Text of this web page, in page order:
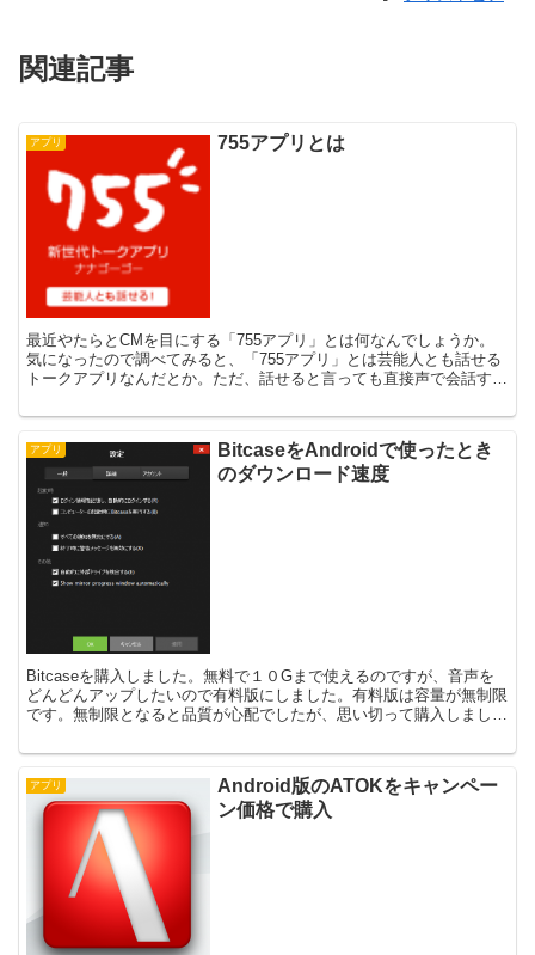
関連記事
アプリ 755アプリとは
最近やたらとCMを目にする「755アプリ」とは何なんでしょうか。
気になったので調べてみると、「755アプリ」とは芸能人とも話せる
トークアプリなんだとか。ただ、話せると言っても直接声で会話する
アプリ
BitcaseをAndroidで使ったとき
のダウンロード速度
Bitcaseを購入しました。無料で１０Gまで使えるのですが、音声を
どんどんアップしたいので有料版にしました。有料版は容量が無制限
です。無制限となると品質が心配でしたが、思い切って購入しまし
アプリ
Android版のATOKをキャンペー
ン価格で購入